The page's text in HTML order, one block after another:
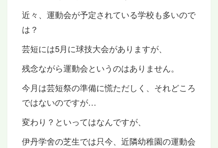
近々、運動会が予定されている学校も多いので
は？
芸短には5月に球技大会がありますが、
残念ながら運動会というのはありません。
今月は芸短祭の準備に慌ただしく、それどころ
ではないのですが…
変わり？といってはなんですが、
伊丹学舍の芝生では只今、近隣幼稚園の運動会